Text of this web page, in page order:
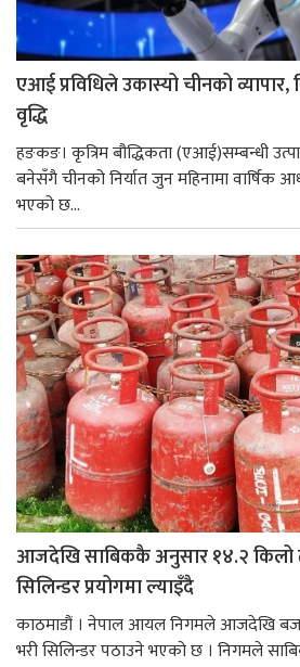
एआई प्रविधिले उकास्यो चीनको व्यापार,
वृद्धि
हङकङ। कृत्रिम बौद्धिकता (एआई)सम्बन्धी
बनेसँगै चीनको निर्यात जुन महिनामा वार्षिक
भएको छ...
आजदेखि साबिककै अनुसार १४.२ किलो
सिलिन्डर प्रयोगमा ल्याइँदै
काठमाडौं । नेपाल आयल निगमले आजदेखि
भरी सिलिन्डर पठाउने भएको छ । निगमले